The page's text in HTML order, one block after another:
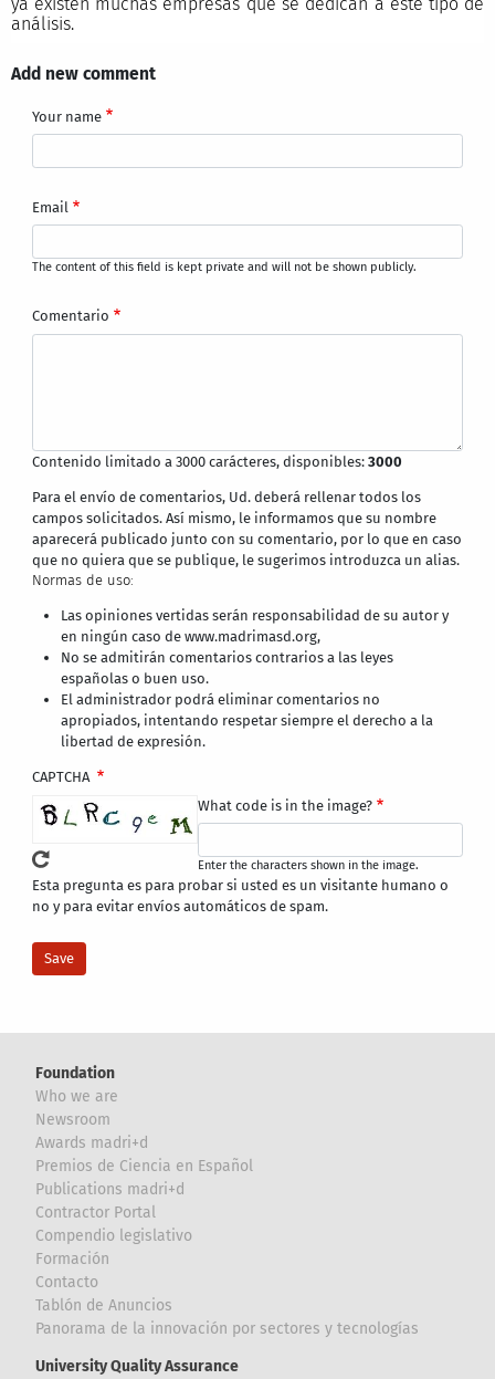
análisis.
Add new comment
Your name
Email
The content of this field is kept private and will not be shown publicly.
Comentario
Contenido limitado a 3000 carácteres, disponibles:3000
Para el envío de comentarios, Ud. deberá rellenar todos los
campos solicitados. Así mismo, le informamos que su nombre
aparecerá publicado junto con su comentario, por lo que en caso
que no quiera que se publique, le sugerimos introduzca un alias.
Normas de uso:
Las opiniones vertidas serán responsabilidad de su autor y
en ningún caso de www.madrimasd.org,
No se admitirán comentarios contrarios a las leyes
españolas o buen uso.
El administrador podrá eliminar comentarios no
apropiados, intentando respetar siempre el derecho a la
libertad de expresión.
CAPTCHA
What code is in the image?
Enter the characters shown in the image.
Esta pregunta es para probar si usted es un visitante humano o
no y para evitar envíos automáticos de spam.
Foundation
Who we are
Newsroom
Awards madri+d
Premios de Ciencia en Español
Publications madri+d
Contractor Portal
Compendio legislativo
Formación
Contacto
Tablón de Anuncios
Panorama de la innovación por sectores y tecnologías
University Quality Assurance